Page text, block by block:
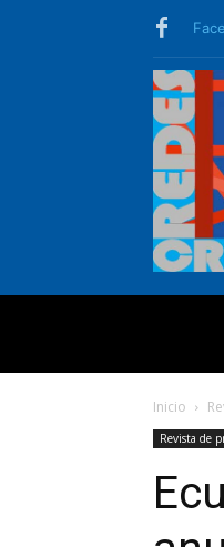
Inicio
Revista de